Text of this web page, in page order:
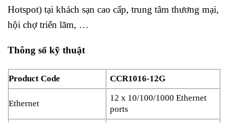
Hotspot) tại khách sạn cao cấp, trung tâm thương mại,
hội chợ triển lãm, …
Thông số kỹ thuật
Product Code CCR1016-12G
Ethernet
12 x 10/100/1000 Ethernet
ports